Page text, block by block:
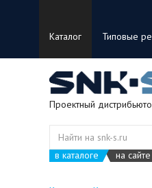
Каталог Типовые
Проектный
в каталоге на сайте